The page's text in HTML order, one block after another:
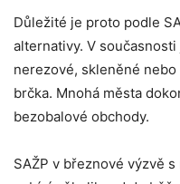
Důležité je proto podle
alternativy. V
nerezové, skleněné
brčka. Mnohá ​​města
bezobalové obchody.
SAŽP v březnové výzvě